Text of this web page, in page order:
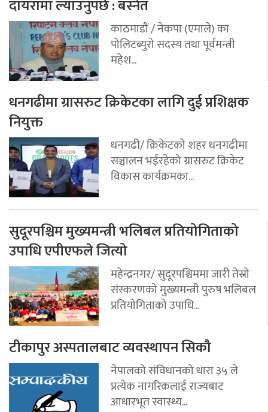
दायरामा ल्याउनुपर्छ : बस्नेत
काठमाडौं / नेकपा (एमाले) का
पोलिटब्युरो सदस्य तथा पूर्वमन्त्री
महेश...
धनगढीमा ग्रासरुट क्रिकेटका लागि दुई प्रशिक्षक
नियुक्त
धनगढी/ क्रिकेटको शहर धनगढीमा
सञ्चालन भईरहेको ग्रासरुट क्रिकेट
विकास कार्यक्रमका...
सुदूरपश्चिम मुख्यमन्त्री भलिबल प्रतियोगिताको
उपाधि एपीएफले जित्यो
महेन्द्रनगर/ सुदूरपश्चिममा जारी तेस्रो
संस्करणको मुख्यमन्त्री पुरुष भलिबल
प्रतियोगिताको उपाधि...
टीकापुर अस्पतालबाट व्यवस्थापन सिकौ
नेपालको संविधानको धारा ३५ ले
प्रत्येक नागरिकलाई राज्यबाट
आधारभूत स्वास्थ्य...